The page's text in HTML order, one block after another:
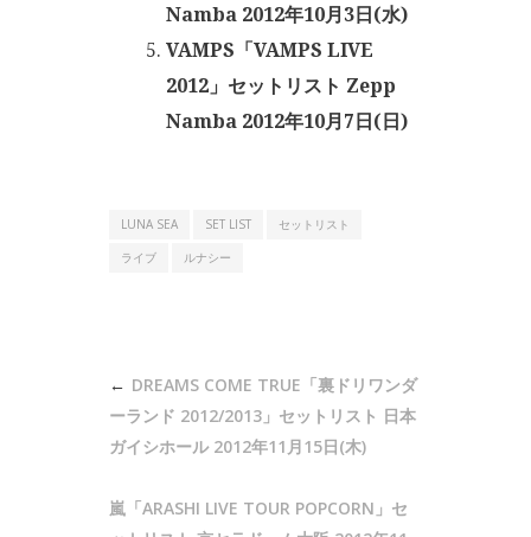
Namba 2012年10月3日(水)
VAMPS「VAMPS LIVE
2012」セットリスト Zepp
Namba 2012年10月7日(日)
LUNA SEA SET LIST
セットリスト
ライブ
ルナシー
DREAMS COME TRUE「裏ドリワンダ
ーランド 2012/2013」セットリスト 日本
ガイシホール 2012年11月15日(木)
嵐「ARASHI LIVE TOUR POPCORN」セ